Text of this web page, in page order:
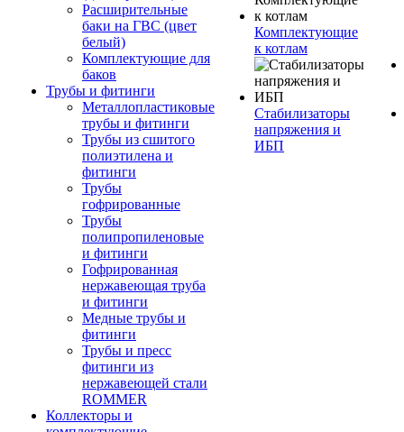
Расширительные
баки на ГВС (цвет
белый)
Комплектующие для
баков
Трубы и фитинги
Металлопластиковые
трубы и фитинги
Трубы из сшитого
полиэтилена и
фитинги
Трубы
гофрированные
Трубы
полипропиленовые
и фитинги
Гофрированная
нержавеющая труба
и фитинги
Медные трубы и
фитинги
Трубы и пресс
фитинги из
нержавеющей стали
ROMMER
Коллекторы и
Комплектующие
к котлам
Стабилизаторы
напряжения и
ИБП